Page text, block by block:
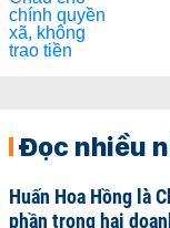
Đọc nhiều
Huấn Hoa Hồng là
phần trong hai